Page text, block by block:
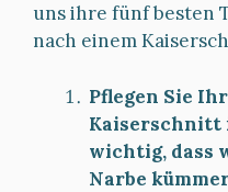
uns ihre fünf besten
nach einem
Pflegen Sie
Kaiserschnitt
wichtig, dass
Narbe